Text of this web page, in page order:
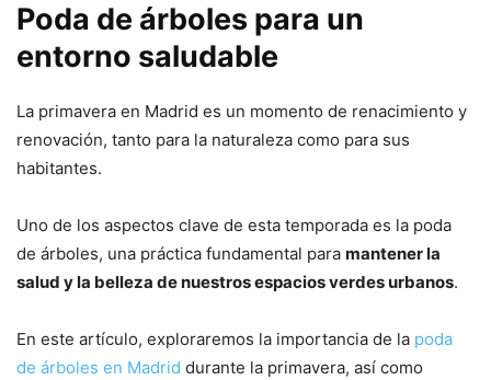
Poda de árboles para un
entorno saludable
La primavera en Madrid es un momento de renacimiento y
renovación, tanto para la naturaleza como para sus
habitantes.
Uno de los aspectos clave de esta temporada es la poda
de árboles, una práctica fundamental para mantener la
salud y la belleza de nuestros espacios verdes urbanos.
En este artículo, exploraremos la importancia de la poda
de árboles en Madrid durante la primavera, así como